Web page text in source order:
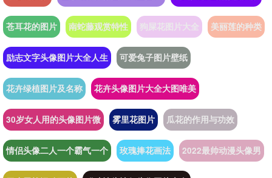
苍耳花的图片 南蛇藤观赏特性 狗屎花图片大全 美丽莲的种类
励志文字头像图片大全人生 可爱兔子图片壁纸
花卉绿植图片及名称 花卉头像图片大全大图唯美
30岁女人用的头像图片微 雾里花图片 瓜花的作用与功效
情侣头像二人一个霸气一个 玫瑰捧花画法 2022最帅动漫头像男